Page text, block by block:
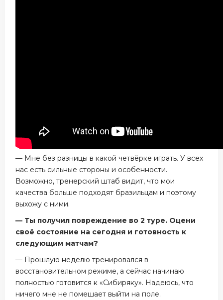
— Мне без разницы в какой четвёрке играть. У всех
нас есть сильные стороны и особенности.
Возможно, тренерский штаб видит, что мои
качества больше подходят бразильцам и поэтому
выхожу с ними.
— Ты получил повреждение во 2 туре. Оцени
своё состояние на сегодня и готовность к
следующим матчам?
— Прошлую неделю тренировался в
восстановительном режиме, а сейчас начинаю
полностью готовится к «Сибиряку». Надеюсь, что
ничего мне не помешает выйти на поле.